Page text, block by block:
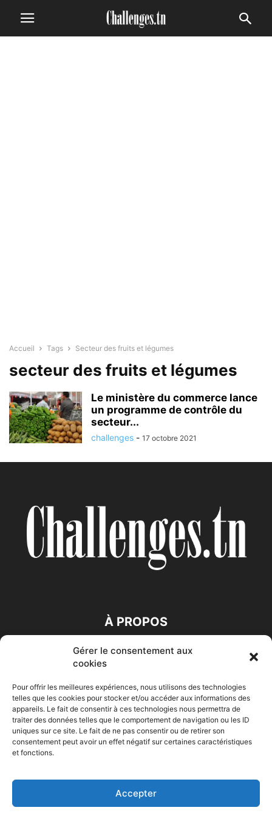
Gérer le consentement aux
cookies
Pour offrir les meilleures expériences, nous utilisons des technologies
telles que les cookies pour stocker et/ou accéder aux informations des
appareils. Le fait de consentir à ces technologies nous permettra de
traiter des données telles que le comportement de navigation ou les ID
uniques sur ce site. Le fait de ne pas consentir ou de retirer son
consentement peut avoir un effet négatif sur certaines caractéristiques
et fonctions.
Accepter
Accueil Tags Secteur des fruits et légumes
secteur des fruits et légumes
Le ministère du commerce lance
un programme de contrôle du
secteur...
challenges - 17 octobre 2021
À PROPOS
SUIVEZ NOUS
Accueil Economie Entreprises Entrepreneur Afrique
HIGH-TECH Auto-Moto